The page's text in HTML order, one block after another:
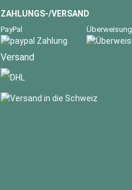
ZAHLUNGS-/VERSAND
PayPal Überweisung
Versand